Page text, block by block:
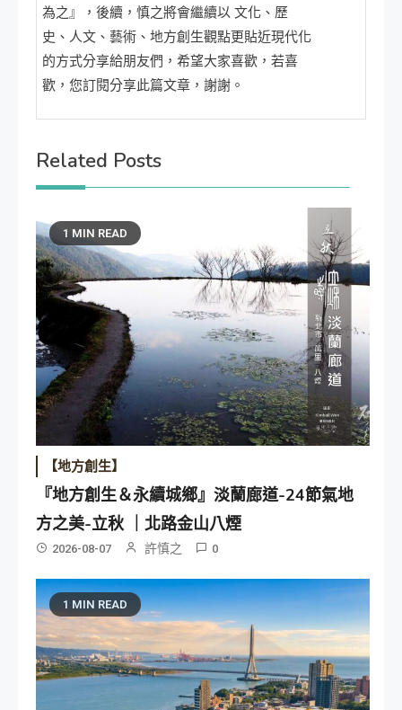
為之』，後續，慎之將會繼續以 文化、歷
史、人文、藝術、地方創生觀點更貼近現代化
的方式分享給朋友們，希望大家喜歡，若喜
歡，您訂閱分享此篇文章，謝謝。
Related Posts
1 MIN READ
【地方創生】
『地方創生＆永續城鄉』淡蘭廊道-24節氣地
方之美-立秋 ｜北路金山八煙
2026-08-07 許慎之 0
1 MIN READ